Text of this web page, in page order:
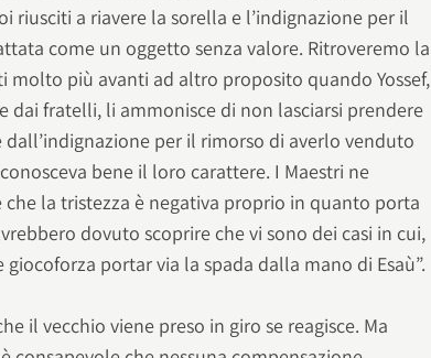
riusciti a riavere la sorella e l’indignazione per il
come un oggetto senza valore. Ritroveremo la
molto più avanti ad altro proposito quando Yossef,
dai fratelli, li ammonisce di non lasciarsi prendere
per il rimorso di averlo venduto
bene il loro carattere. I Maestri ne
la tristezza è negativa proprio in quanto porta
dovuto scoprire che vi sono dei casi in cui,
portar via la spada dalla mano di Esaù”.
il vecchio viene preso in giro se reagisce. Ma